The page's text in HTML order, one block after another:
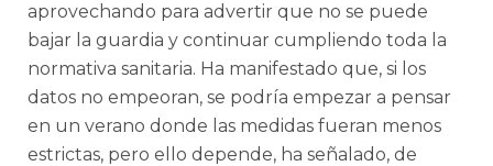
aprovechando para advertir que no se puede
bajar la guardia y continuar cumpliendo toda la
normativa sanitaria. Ha manifestado que, si los
datos no empeoran, se podría empezar a pensar
en un verano donde las medidas fueran menos
estrictas, pero ello depende, ha señalado, de